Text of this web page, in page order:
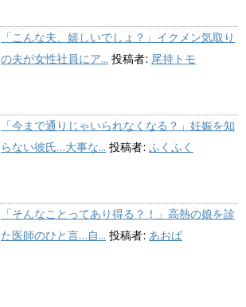
「こんな夫、嬉しいでしょ？」イクメン気取り
の夫が女性社員にア... 投稿者: 尾持トモ
「今まで通りじゃいられなくなる？」妊娠を知
らない彼氏…大事な... 投稿者: ふくふく
「そんなことってあり得る？！」高熱の娘を診
た医師のひと言…自... 投稿者: あおば